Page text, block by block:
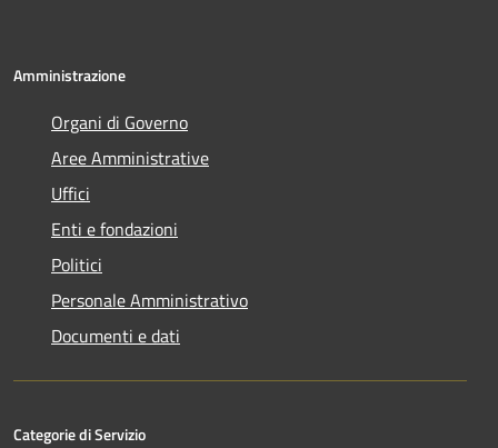
Amministrazione
Organi di Governo
Aree Amministrative
Uffici
Enti e fondazioni
Politici
Personale Amministrativo
Documenti e dati
Categorie di Servizio